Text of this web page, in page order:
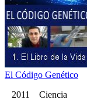
El Código Genético
2011 Ciencia